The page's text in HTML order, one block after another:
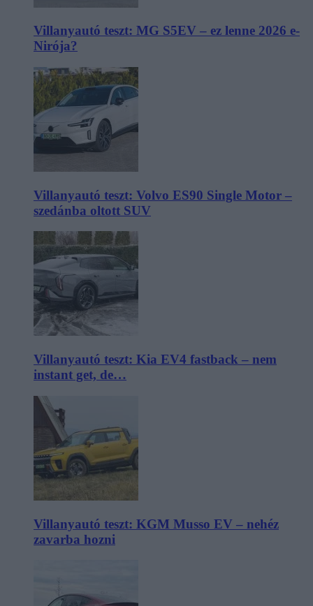
Villanyautó teszt: MG S5EV – ez lenne 2026 e-
Nirója?
Villanyautó teszt: Volvo ES90 Single Motor –
szedánba oltott SUV
Villanyautó teszt: Kia EV4 fastback – nem
instant get, de…
Villanyautó teszt: KGM Musso EV – nehéz
zavarba hozni